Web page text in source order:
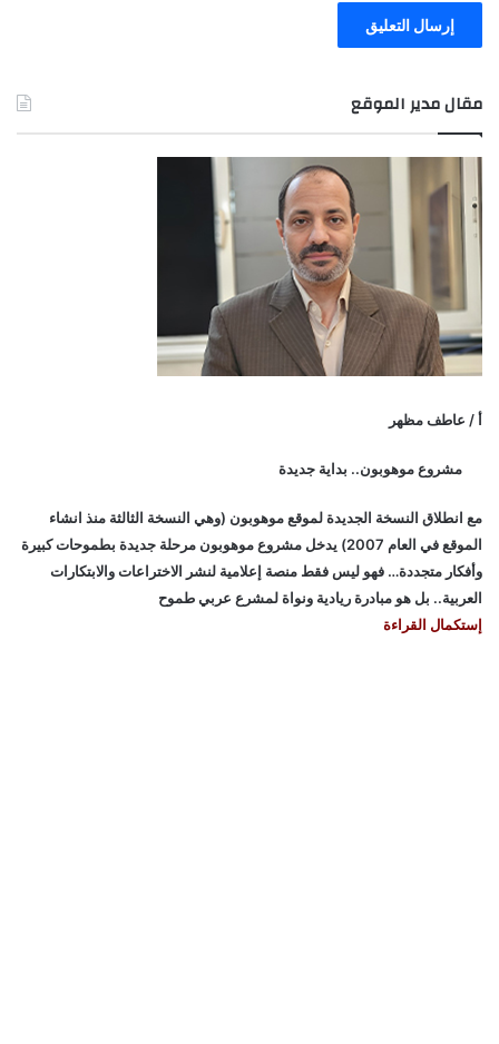
مقال مدير الموقع
أ / عاطف مظهر
مشروع موهوبون.. بداية جديدة
مع انطلاق النسخة الجديدة لموقع موهوبون (وهي النسخة الثالثة منذ انشاء
الموقع في العام 2007) يدخل مشروع موهوبون مرحلة جديدة بطموحات كبيرة
وأفكار متجددة… فهو ليس فقط منصة إعلامية لنشر الاختراعات والابتكارات
العربية.. بل هو مبادرة ريادية ونواة لمشرع عربي طموح
إستكمال القراءة